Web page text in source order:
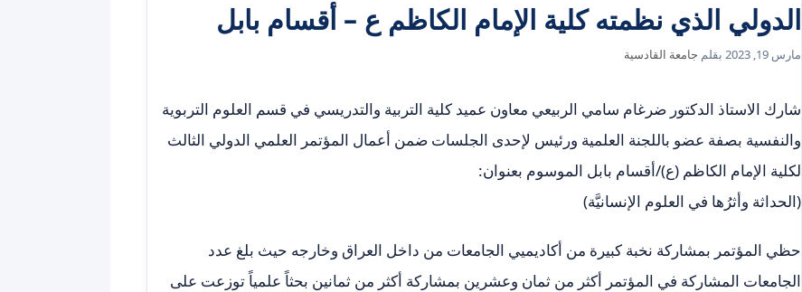
الدولي الذي نظمته كلية الإمام الكاظم ع – أقسام بابل
مارس 19, 2023 بقلم جامعة القادسية
شارك الاستاذ الدكتور ضرغام سامي الربيعي معاون عميد كلية التربية والتدريسي في قسم العلوم التربوية
والنفسية بصفة عضو باللجنة العلمية ورئيس لإحدى الجلسات ضمن أعمال المؤتمر العلمي الدولي الثالث
لكلية الإمام الكاظم (ع)/أقسام بابل الموسوم بعنوان:
(الحداثة وأثرُها في العلوم الإنسانيَّة)
حظي المؤتمر بمشاركة نخبة كبيرة من أكاديميي الجامعات من داخل العراق وخارجه حيث بلغ عدد
الجامعات المشاركة في المؤتمر أكثر من ثمان وعشرين بمشاركة أكثر من ثمانين بحثاً علمياً توزعت على